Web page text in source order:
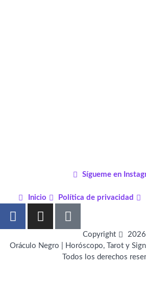
Sígueme en
Inicio Política de privacidad
F
a
e
I
n
t
P
i
t
e
Copyright
2026
Oráculo Negro | Horóscopo, Tarot y
Todos los derechos